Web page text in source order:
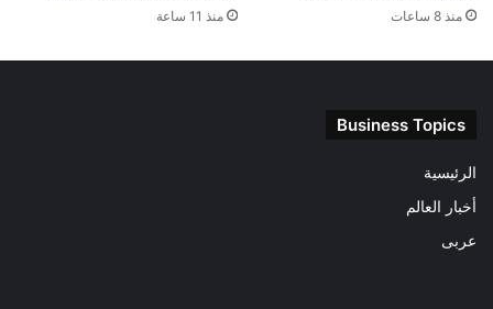
منذ 8 ساعات منذ 11 ساعة
Business Topics
الرئيسية
أخبار العالم
عربى